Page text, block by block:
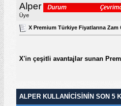
Alper
Üye
X Premium Türkiye Fiyatlarına
X'in çeşitli avantajlar sunan
ALPER KULLANICISININ SON 5